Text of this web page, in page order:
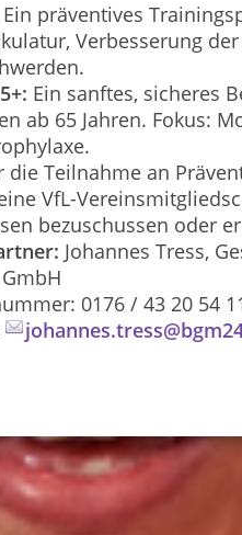
Ein präventives
Verbesserung
Ein sanftes, sicheres
ab 65 Jahren. Fokus:
die Teilnahme an
VfL-
bezuschussen oder
Johannes Tress,
0176 / 43 20 54